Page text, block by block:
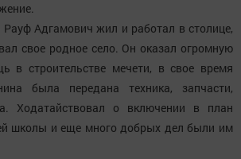
Рауф Адгамович жил и работал в столице,
свое родное село. Он оказал огромную
в строительстве мечети, в свое время
была передана техника, запчасти,
Ходатайствовал о включении в план
школы и еще много добрых дел были им